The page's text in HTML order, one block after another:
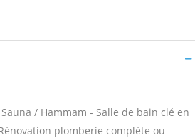
/ Hammam - Salle de bain clé en
plomberie complète ou